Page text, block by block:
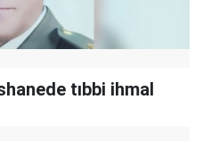
tıbbi ihmal